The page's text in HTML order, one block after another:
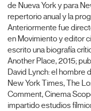
de Nueva York y para
repertorio anual y la
Anteriormente fue
en Movimiento y editor
escrito una biografía
Another Place, 2015;
David Lynch: el hombre
New York Times, The
Comment, Cinema
impartido estudios